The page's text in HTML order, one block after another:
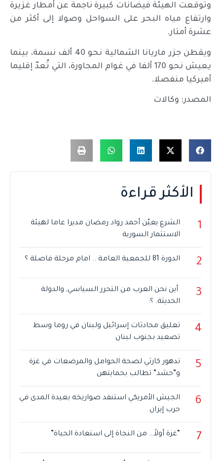
وتوقعت الهيئة فيضانات كبيرة ناجمة عن أمطار غزيرة
وارتفاع مياه البحر على السواحل وصولا إلى أكثر من
عشرة أمتار.
ويقطن جزر ماريانا الشمالية نحو 40 ألف نسمة، بينما
يعيش نحو 170 ألفا في غوام المجاورة، التي تُعدّ إقليما
أميركيا منفصلا.
المصدر: وكالات
الأكثر قراءة
1
الشرع يعيّن أحمد رواد رمضان مديرا عاما لهيئة
الاستثمار السورية
2 الدورة 81 للجمعية العامة .. امام مرحلة فاصلة ؟
3
أين نحن العرب من التحرر السياسي, والدولة
الحديثة. ؟:
4
تعليق محادثات إسرائيل ولبنان في روما وسط
تصعيد بجنوب لبنان
5
تدهور كارثي لصحة الحوامل والمرضعات في غزة
و”حشد” تطالب بحمايتهن
6
الجيش الأمريكي استنفد صواريخه بعيدة المدى في
حرب إيران
7 “غزة أولاً… من النجاة إلى استعادة الحياة”